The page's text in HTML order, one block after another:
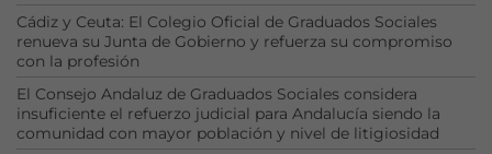
Cádiz y Ceuta: El Colegio Oficial de Graduados Sociales
renueva su Junta de Gobierno y refuerza su compromiso
con la profesión
El Consejo Andaluz de Graduados Sociales considera
insuficiente el refuerzo judicial para Andalucía siendo la
comunidad con mayor población y nivel de litigiosidad
Necesarias
Estas